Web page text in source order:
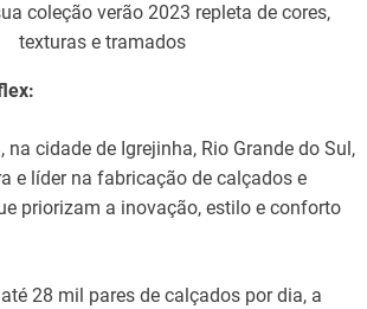
coleção verão 2023 repleta de cores,
texturas e tramados
na cidade de Igrejinha, Rio Grande do Sul,
e líder na fabricação de calçados e
priorizam a inovação, estilo e conforto
28 mil pares de calçados por dia, a